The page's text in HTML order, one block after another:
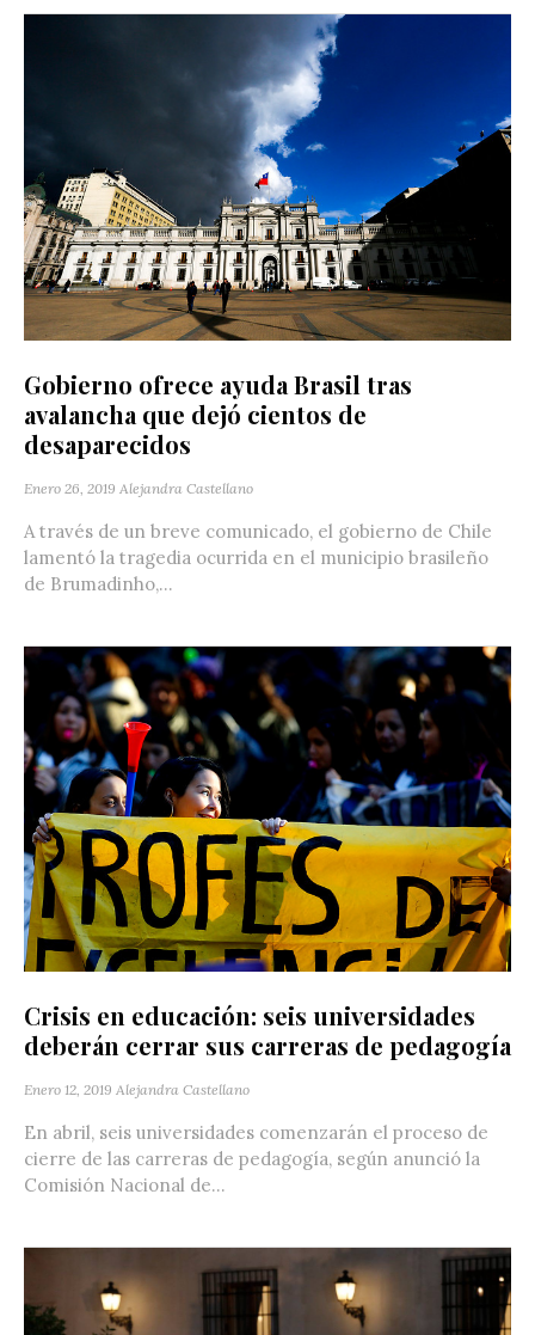
Gobierno ofrece ayuda Brasil tras
avalancha que dejó cientos de
desaparecidos
Enero 26, 2019 Alejandra Castellano
A través de un breve comunicado, el gobierno de Chile
lamentó la tragedia ocurrida en el municipio brasileño
de Brumadinho,...
Crisis en educación: seis universidades
deberán cerrar sus carreras de pedagogía
Enero 12, 2019 Alejandra Castellano
En abril, seis universidades comenzarán el proceso de
cierre de las carreras de pedagogía, según anunció la
Comisión Nacional de...